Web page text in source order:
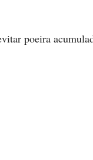
poeira